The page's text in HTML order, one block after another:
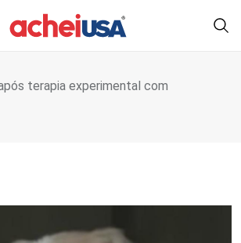
terapia experimental com